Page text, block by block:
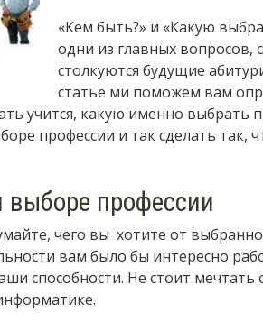
«Кем быть?» и «Какую
одни из главных вопросов,
столкуются будущие
статье ми поможем вам
учится, какую именно выбрать
профессии и так сделать так,
выборе профессии
чего вы хотите от
вам было бы интересно
способности. Не стоит мечтать